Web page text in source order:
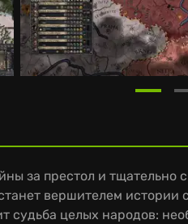
за престол и тщательно
вершителем истории
судьба целых народов: